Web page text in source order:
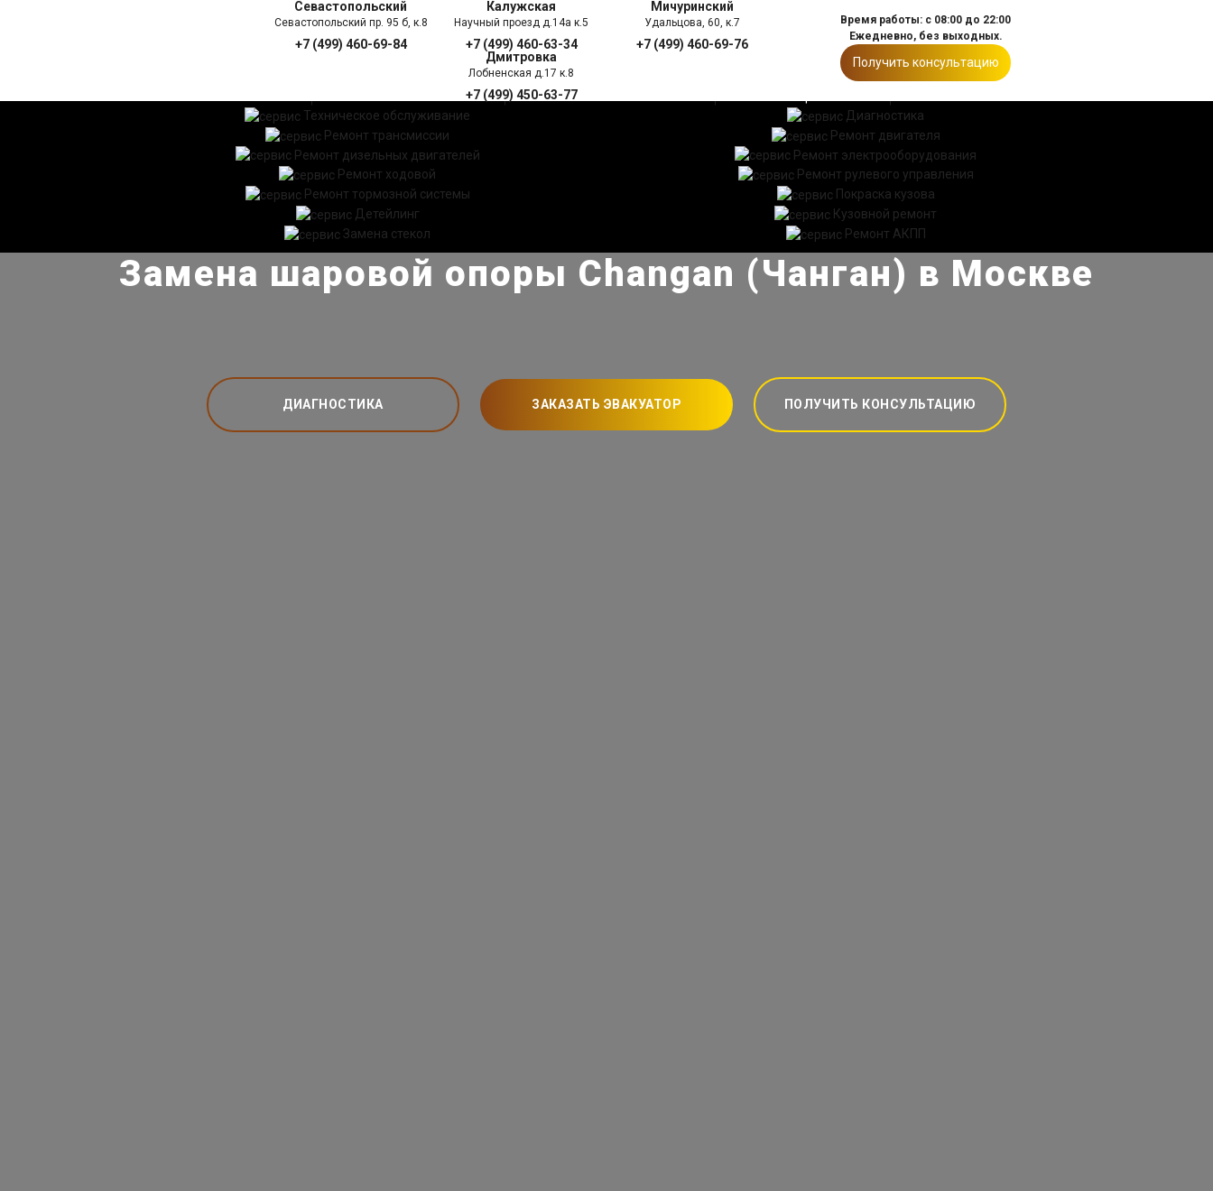
Севастопольский
Севастопольский пр. 95 б, к.8
+7 (499) 460-69-84
Калужская
Научный проезд д.14а к.5
+7 (499) 460-63-34
Мичуринский
Удальцова, 60, к.7
+7 (499) 460-69-76
Дмитровка
Лобненская д.17 к.8
+7 (499) 450-63-77
Время работы: с 08:00 до 22:00
Ежедневно, без выходных.
Получить консультацию
ПРАЙС ЛИСТ
Техническое обслуживание
Диагностика
Ремонт трансмиссии
Ремонт двигателя
Ремонт дизельных двигателей
Ремонт электрооборудования
Ремонт ходовой
Ремонт рулевого управления
Ремонт тормозной системы
Покраска кузова
Детейлинг
Кузовной ремонт
Замена стекол
Ремонт АКПП
Замена шаровой опоры Changan (Чанган) в Москве
ДИАГНОСТИКА ЗАКАЗАТЬ ЭВАКУАТОР ПОЛУЧИТЬ КОНСУЛЬТАЦИЮ